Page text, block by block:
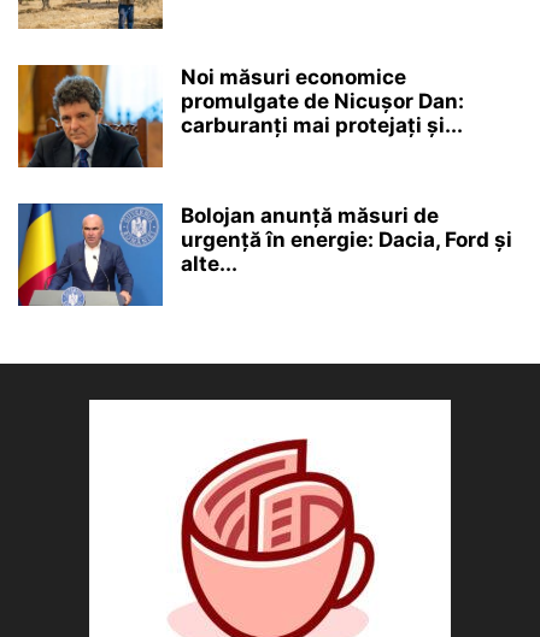
Noi măsuri economice
promulgate de Nicușor Dan:
carburanți mai protejați și...
Bolojan anunță măsuri de
urgență în energie: Dacia, Ford și
alte...